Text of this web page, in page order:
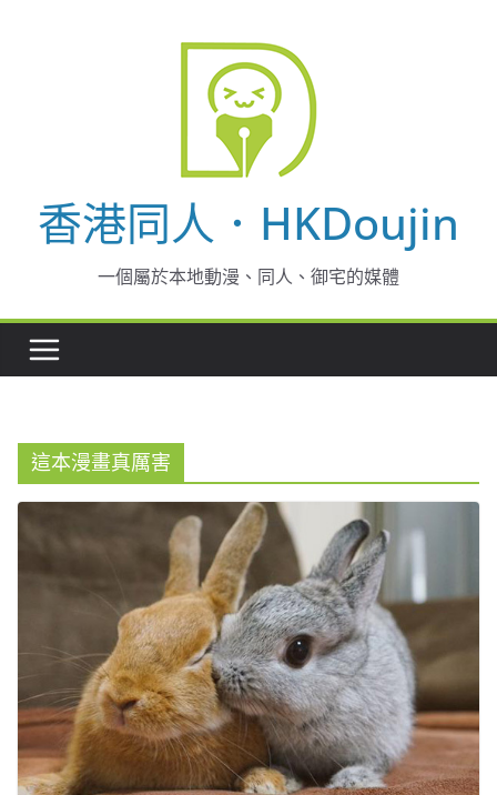
香港同人．HKDoujin
一個屬於本地動漫、同人、御宅的媒體
這本漫畫真厲害